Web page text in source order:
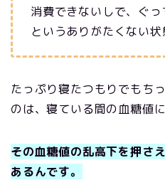
消費できないしで、ぐ
というありがたくない状
たっぷり寝たつもりでもち
のは、寝ている間の血糖値
その血糖値の乱高下を押さ
あるんです。